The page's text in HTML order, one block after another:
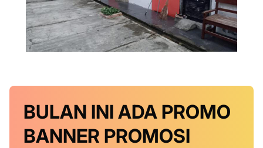
BULAN INI ADA PROMO
BANNER PROMOSI